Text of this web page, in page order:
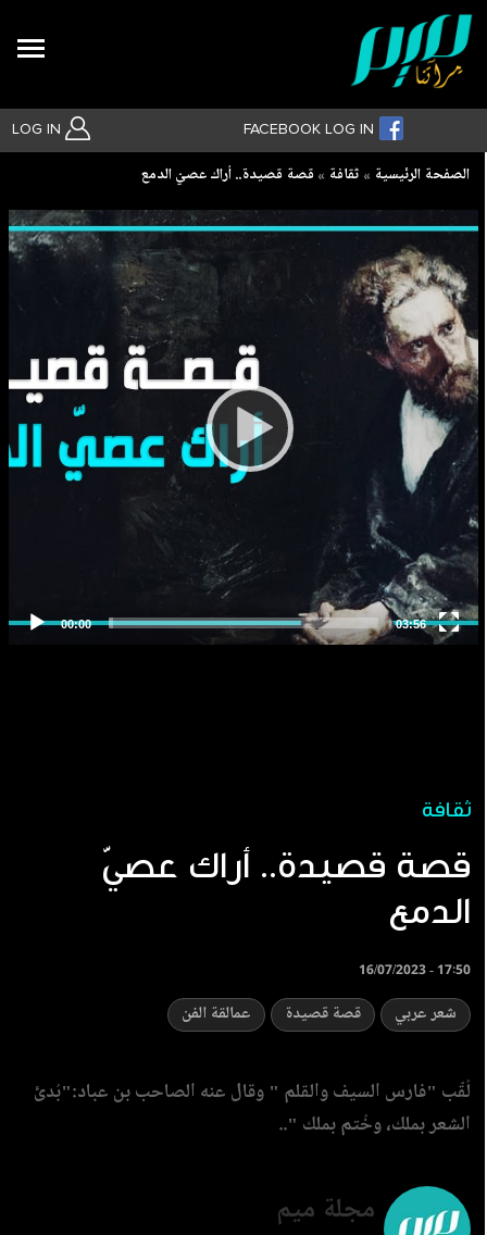
LOG IN FACEBOOK LOG IN
بحث متقدم
Breadcrumb
الصفحة الرئيسية ثقافة قصة قصيدة.. أراك عصيّ الدمع
ثقافة
قصة قصيدة.. أراك عصيّ
الدمع
16/07/2023 - 17:50
شعر عربي قصة قصيدة عمالقة الفن
لُقّب "فارس السيف والقلم " وقال عنه الصاحب بن عباد:"بُدئ
الشعر بملك، وخُتم بملك "..
مجلة ميم